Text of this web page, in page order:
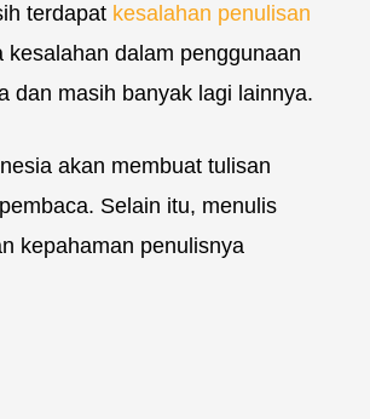
terdapat kesalahan penulisan
dalam penggunaan
dan masih banyak lagi lainnya.
akan membuat tulisan
Selain itu, menulis
kepahaman penulisnya